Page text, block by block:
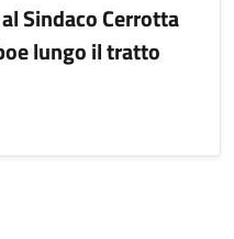
Sindaco Cerrotta
lungo il tratto